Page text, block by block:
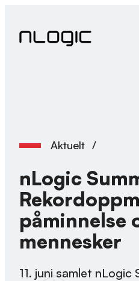
innhold
Aktuelt /
nLogic
påminnelse
mennesker
11. juni samlet nLogic